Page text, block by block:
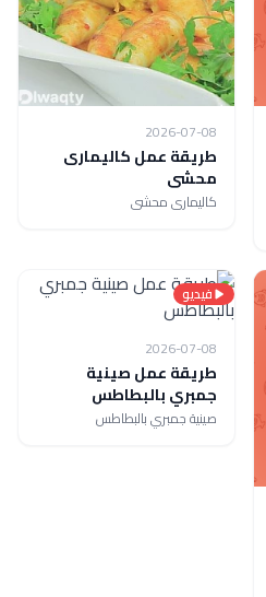
2026-07-08
طريقة عمل كاليمارى
محشى
كاليمارى محشى
فيديو
2026-07-08
طريقة عمل صينية
جمبري بالبطاطس
صينية جمبري بالبطاطس